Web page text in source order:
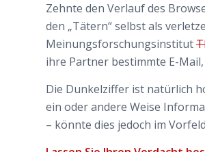
Zehnte den Verlauf des
den „Tätern“ selbst als
Meinungsforschungsinstitut
ihre Partner bestimmte E-
Die Dunkelziffer ist natürlich
ein oder andere Weise
– könnte dies jedoch im